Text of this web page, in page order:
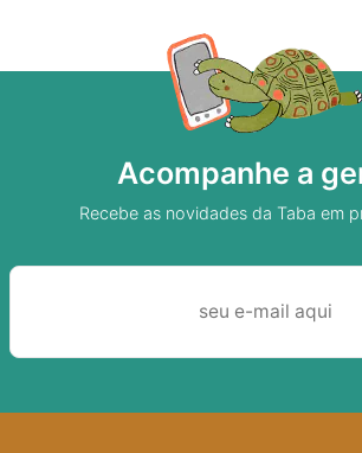
Acompanhe a
Recebe as novidades da Taba em